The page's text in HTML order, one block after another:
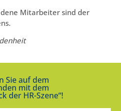
Mitarbeiter sind der
Sie auf dem
mit dem
der HR-Szene“!